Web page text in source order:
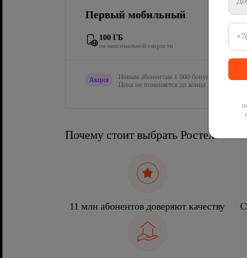
Первый мобильный
100 ГБ
на максимальной скорости
Акция
Новым абонентам 1 000 бонусов в
Цена не поменяется до конца 2027 года!
Почему стоит выбрать Ростелеком
11 млн абонентов доверяют качеству